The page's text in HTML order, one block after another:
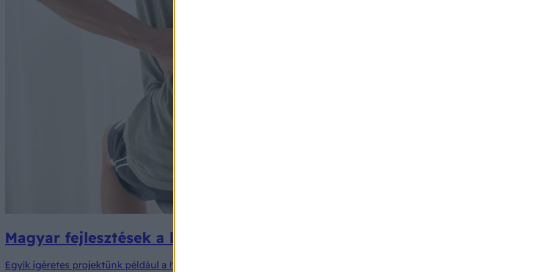
Magyar fejlesztések a legmegfelelőbb rehabilitációs terápia
Egyik ígéretes projektünk például a hátfájással küzdő sportolók kezelésének támogatása.